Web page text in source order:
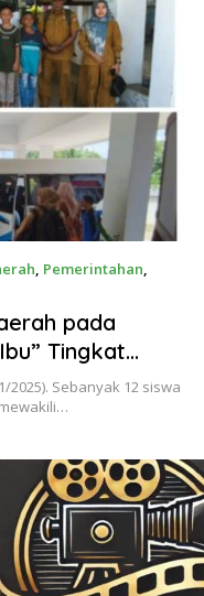
, Pemerintahan,
pada
Tingkat
2025). Sebanyak 12 siswa